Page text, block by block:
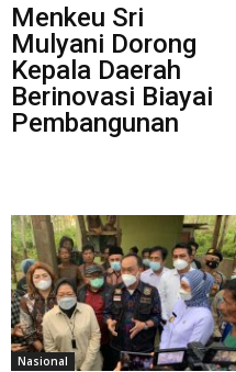
Menkeu Sri
Mulyani Dorong
Kepala Daerah
Berinovasi Biayai
Pembangunan
Nasional